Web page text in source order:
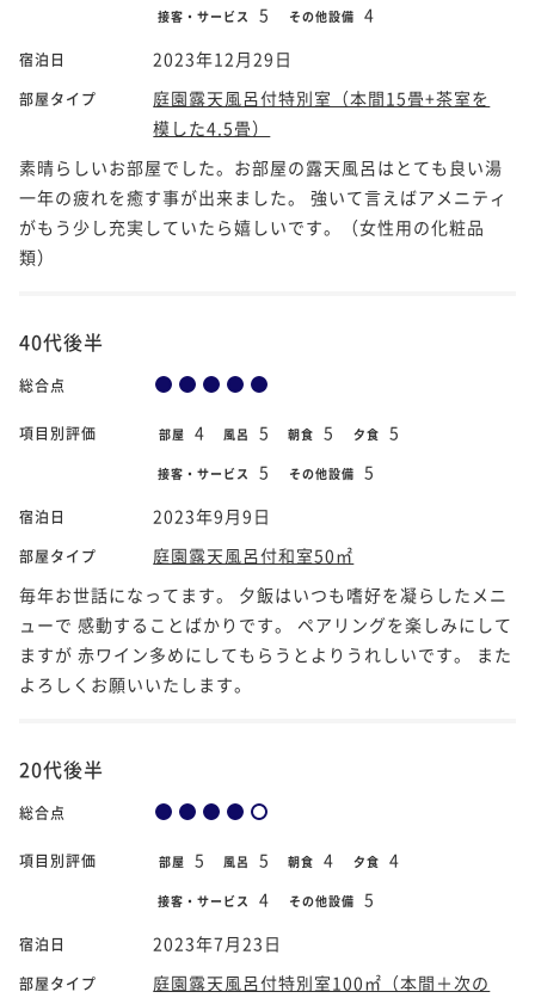
接客・サービス 5 その他設備 4
宿泊日 2023年12月29日
部屋タイプ
庭園露天風呂付特別室（本間15畳+茶室を
模した4.5畳）
素晴らしいお部屋でした。お部屋の露天風呂はとても良い湯
一年の疲れを癒す事が出来ました。 強いて言えばアメニティ
がもう少し充実していたら嬉しいです。（女性用の化粧品
類）
40代後半
総合点
項目別評価 部屋 4 風呂 5 朝食 5 夕食 5
接客・サービス 5 その他設備 5
宿泊日 2023年9月9日
部屋タイプ
庭園露天風呂付和室50㎡
毎年お世話になってます。 夕飯はいつも嗜好を凝らしたメニ
ューで 感動することばかりです。 ペアリングを楽しみにして
ますが 赤ワイン多めにしてもらうとよりうれしいです。 また
よろしくお願いいたします。
20代後半
総合点
項目別評価 部屋 5 風呂 5 朝食 4 夕食 4
接客・サービス 4 その他設備 5
宿泊日 2023年7月23日
部屋タイプ
庭園露天風呂付特別室100㎡（本間＋次の